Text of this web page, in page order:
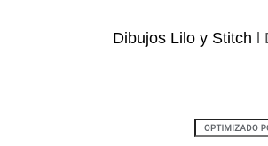
Dibujos Lilo y Stitch